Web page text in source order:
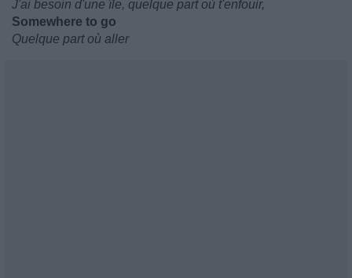
J'ai besoin d'une île, quelque part où t'enfouir,
Somewhere to go
Quelque part où aller